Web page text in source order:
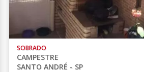
SOBRADO
CAMPESTRE
SANTO ANDRÉ - SP